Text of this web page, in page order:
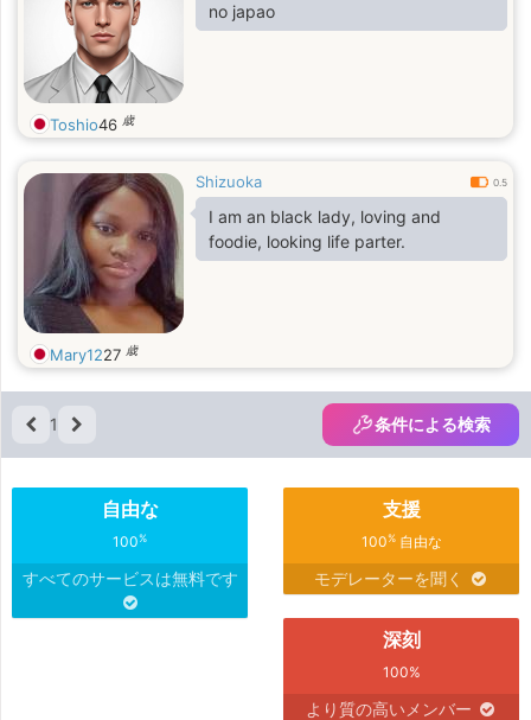
no japao
Toshio46 歳
Shizuoka 0.5
I am an black lady, loving and
foodie, looking life parter.
Mary1227 歳
1 条件による検索
自由な
100%
すべてのサービスは無料です
支援
100%自由な
モデレーターを聞く
深刻
100%
より質の高いメンバー